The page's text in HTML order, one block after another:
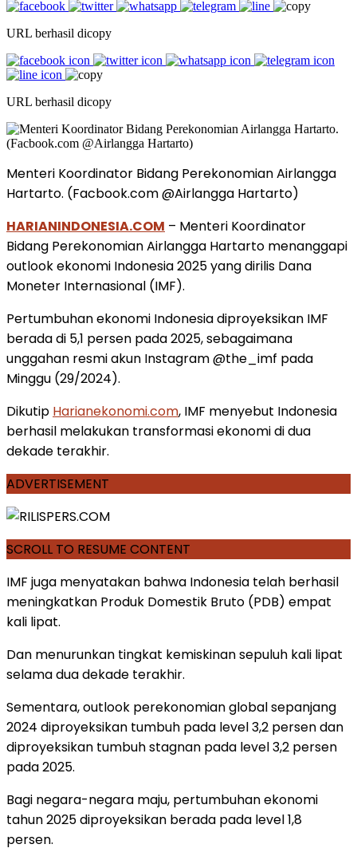
URL berhasil dicopy
URL berhasil dicopy
Menteri Koordinator Bidang Perekonomian Airlangga
Hartarto. (Facbook.com @Airlangga Hartarto)
HARIANINDONESIA.COM – Menteri Koordinator
Bidang Perekonomian Airlangga Hartarto menanggapi
outlook ekonomi Indonesia 2025 yang dirilis Dana
Moneter Internasional (IMF).
Pertumbuhan ekonomi Indonesia diproyeksikan IMF
berada di 5,1 persen pada 2025, sebagaimana
unggahan resmi akun Instagram @the_imf pada
Minggu (29/2024).
Dikutip Harianekonomi.com, IMF menyebut Indonesia
berhasil melakukan transformasi ekonomi di dua
dekade terakhir.
ADVERTISEMENT
SCROLL TO RESUME CONTENT
IMF juga menyatakan bahwa Indonesia telah berhasil
meningkatkan Produk Domestik Bruto (PDB) empat
kali lipat.
Dan menurunkan tingkat kemiskinan sepuluh kali lipat
selama dua dekade terakhir.
Sementara, outlook perekonomian global sepanjang
2024 diproyeksikan tumbuh pada level 3,2 persen dan
diproyeksikan tumbuh stagnan pada level 3,2 persen
pada 2025.
Bagi negara-negara maju, pertumbuhan ekonomi
tahun 2025 diproyeksikan berada pada level 1,8
persen.